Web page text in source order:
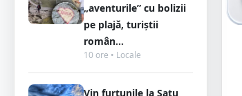
„aventurile” cu bolizii
pe plajă, turiștii
român...
10 ore • Locale
Vin furtunile la Satu